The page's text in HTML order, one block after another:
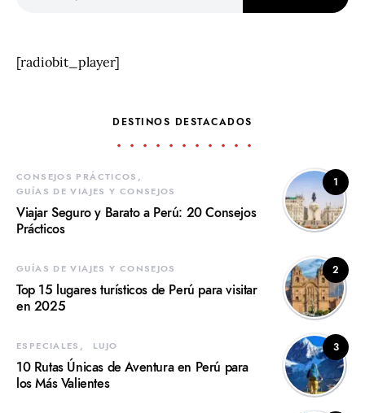
[radiobit_player]
DESTINOS DESTACADOS
1
CONSEJOS PRÁCTICOS
GUÍAS DE VIAJES Y CONSEJOS
Viajar Seguro y Barato a Perú: 20 Consejos
Prácticos
2
GUÍAS DE VIAJES Y CONSEJOS
Top 15 lugares turísticos de Perú para visitar
en 2025
3
ESPECIALES LUJO
10 Rutas Únicas de Aventura en Perú para
los Más Valientes